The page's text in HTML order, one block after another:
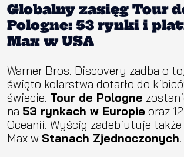
Globalny zasięg Tour
Pologne: 53 rynki i
Max w USA
Warner Bros. Discovery zadba o
święto kolarstwa dotarło do
świecie. Tour de Pologne
na 53 rynkach w Europie oraz
Oceanii. Wyścig zadebiutuje
Max w Stanach Zjednoczonych.